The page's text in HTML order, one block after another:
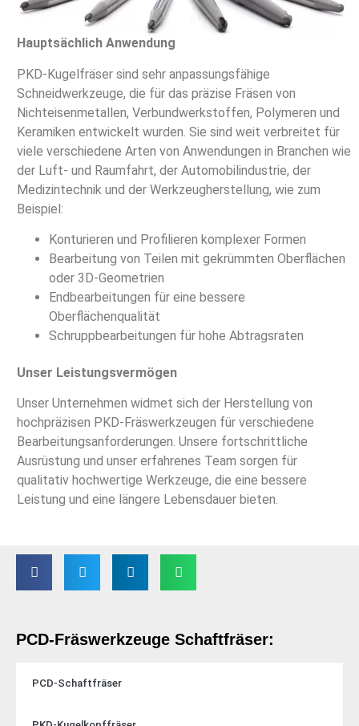
Hauptsächlich Anwendung
PKD-Kugelfräser sind sehr anpassungsfähige
Schneidwerkzeuge, die für das präzise Fräsen von
Nichteisenmetallen, Verbundwerkstoffen, Polymeren und
Keramiken entwickelt wurden. Sie sind weit verbreitet für
viele verschiedene Arten von Anwendungen in Branchen wie
der Luft- und Raumfahrt, der Automobilindustrie, der
Medizintechnik und der Werkzeugherstellung, wie zum
Beispiel:
Konturieren und Profilieren komplexer Formen
Bearbeitung von Teilen mit gekrümmten Oberflächen
oder 3D-Geometrien
Endbearbeitungen für eine bessere
Oberflächenqualität
Schruppbearbeitungen für hohe Abtragsraten
Unser Leistungsvermögen
Unser Unternehmen widmet sich der Herstellung von
hochpräzisen PKD-Fräswerkzeugen für verschiedene
Bearbeitungsanforderungen. Unsere fortschrittliche
Ausrüstung und unser erfahrenes Team sorgen für
qualitativ hochwertige Werkzeuge, die eine bessere
Leistung und eine längere Lebensdauer bieten.
PCD-Fräswerkzeuge Schaftfräser:
PCD-Schaftfräser